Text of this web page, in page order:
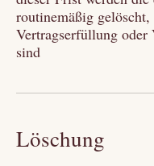
routinemäßig
Vertragserfüllung oder
sind
Löschung